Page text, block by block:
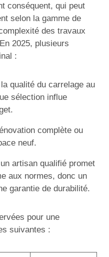
conséquent, qui peut
selon la gamme de
des travaux
2025, plusieurs
:
qualité du carrelage au
sélection influe
complète ou
neuf.
artisan qualifié promet
aux normes, donc un
garantie de durabilité.
pour une
suivantes :